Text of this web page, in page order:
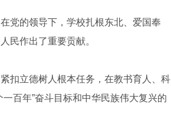
的领导下，学校扎根东北、爱国奉
民作出了重要贡献。
立德树人根本任务，在教书育人、科
百年”奋斗目标和中华民族伟大复兴的